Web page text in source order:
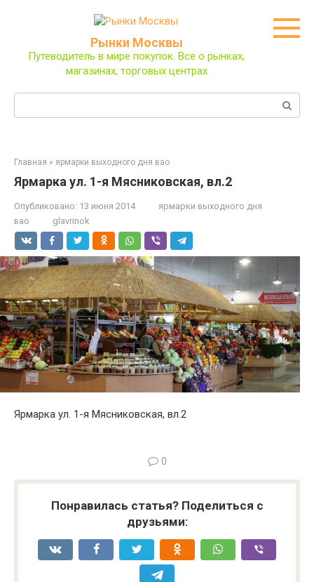
Рынки Москвы
Путеводитель в мире покупок. Все о рынках,
магазинах, торговых центрах
Главная » ярмарки выходного дня вао
Ярмарка ул. 1-я Мясниковская, вл.2
Опубликовано: 13 июня 2014
ярмарки выходного дня
вао
glavrinok
Ярмарка ул. 1-я Мясниковская, вл.2
0
Понравилась статья? Поделиться с
друзьями: